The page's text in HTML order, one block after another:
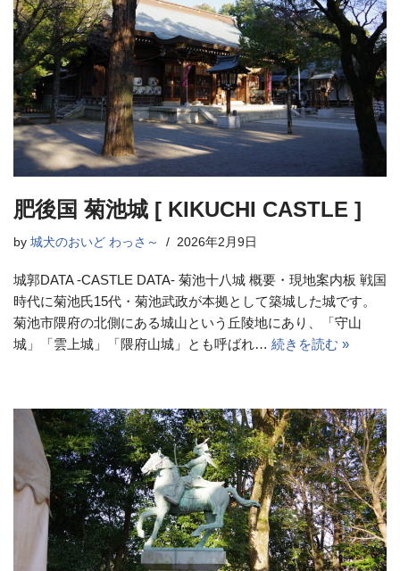
肥後国 菊池城 [ KIKUCHI CASTLE ]
by 城犬のおいど わっさ～ 2026年2月9日
城郭DATA -CASTLE DATA- 菊池十八城 概要・現地案内板 戦国
時代に菊池氏15代・菊池武政が本拠として築城した城です。
菊池市隈府の北側にある城山という丘陵地にあり、「守山
城」「雲上城」「隈府山城」とも呼ばれ… 続きを読む »